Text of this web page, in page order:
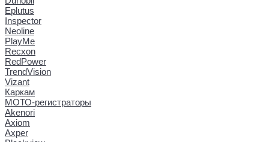
Eplutus
Inspector
Neoline
PlayMe
Recxon
RedPower
TrendVision
Vizant
Каркам
МОТО-регистраторы
Akenori
Axiom
Axper